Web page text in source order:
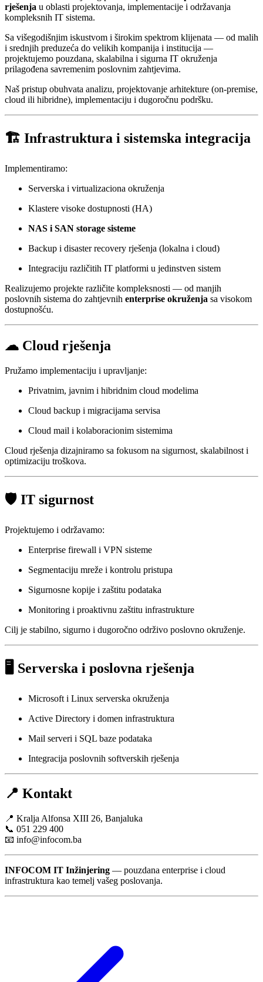
rješenja u oblasti projektovanja, implementacije i održavanja
kompleksnih IT sistema.
Sa višegodišnjim iskustvom i širokim spektrom klijenata — od malih
i srednjih preduzeća do velikih kompanija i institucija —
projektujemo pouzdana, skalabilna i sigurna IT okruženja
prilagođena savremenim poslovnim zahtjevima.
Naš pristup obuhvata analizu, projektovanje arhitekture (on-premise,
cloud ili hibridne), implementaciju i dugoročnu podršku.
🏗 Infrastruktura i sistemska integracija
Implementiramo:
Serverska i virtualizaciona okruženja
Klastere visoke dostupnosti (HA)
NAS i SAN storage sisteme
Backup i disaster recovery rješenja (lokalna i cloud)
Integraciju različitih IT platformi u jedinstven sistem
Realizujemo projekte različite kompleksnosti — od manjih
poslovnih sistema do zahtjevnih enterprise okruženja sa visokom
dostupnošću.
☁ Cloud rješenja
Pružamo implementaciju i upravljanje:
Privatnim, javnim i hibridnim cloud modelima
Cloud backup i migracijama servisa
Cloud mail i kolaboracionim sistemima
Cloud rješenja dizajniramo sa fokusom na sigurnost, skalabilnost i
optimizaciju troškova.
🛡 IT sigurnost
Projektujemo i održavamo:
Enterprise firewall i VPN sisteme
Segmentaciju mreže i kontrolu pristupa
Sigurnosne kopije i zaštitu podataka
Monitoring i proaktivnu zaštitu infrastrukture
Cilj je stabilno, sigurno i dugoročno održivo poslovno okruženje.
🖥 Serverska i poslovna rješenja
Microsoft i Linux serverska okruženja
Active Directory i domen infrastruktura
Mail serveri i SQL baze podataka
Integracija poslovnih softverskih rješenja
📍 Kontakt
📍 Kralja Alfonsa XIII 26, Banjaluka
📞 051 229 400
📧 info@infocom.ba
INFOCOM IT Inžinjering — pouzdana enterprise i cloud
infrastruktura kao temelj vašeg poslovanja.